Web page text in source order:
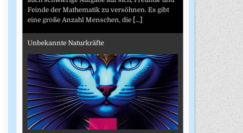
Feinde der Mathematik zu versöhnen. Es gibt
eine große Anzahl Menschen, die [...]
Unbekannte Naturkräfte